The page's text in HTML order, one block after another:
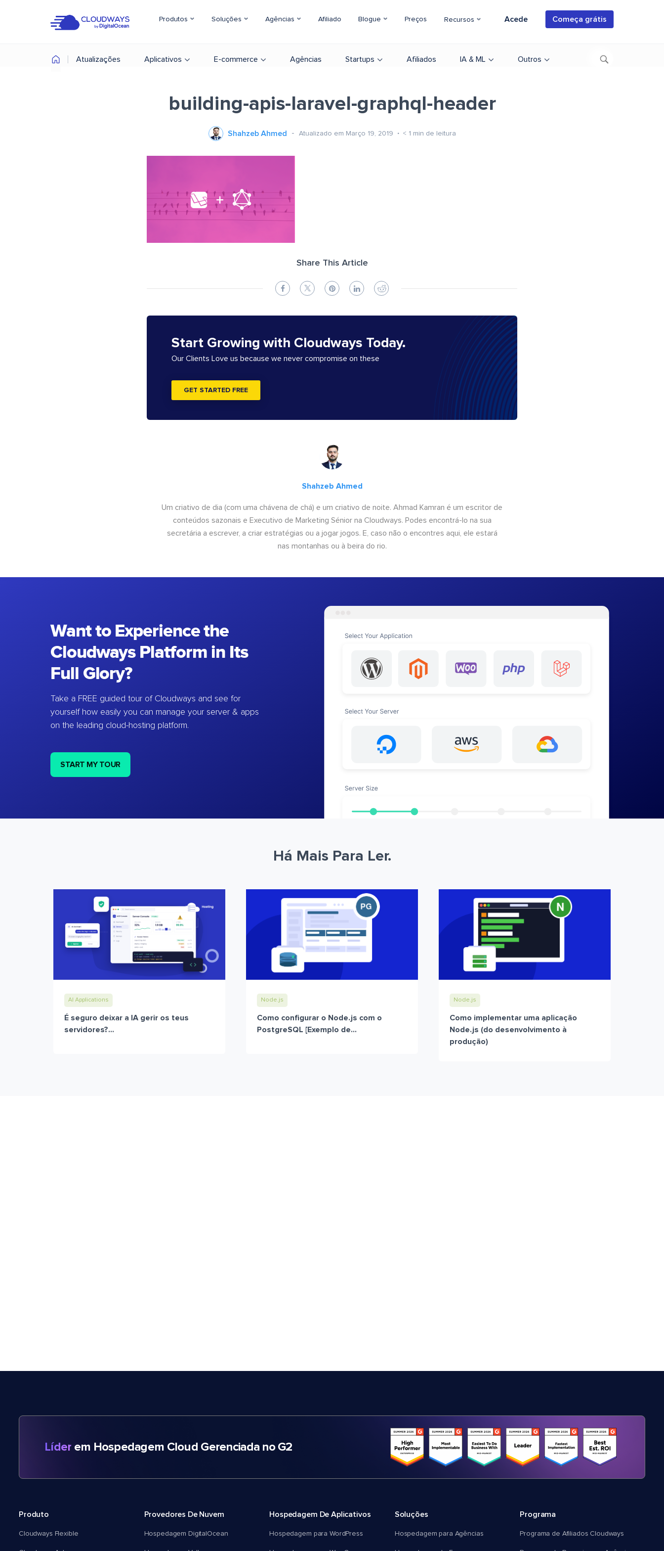
Produtos Soluções Agências Afiliado Blogue Preços Recursos Acede Começa grátis
Atualizações Aplicativos E-commerce Agências Startups Afiliados IA & ML Outros
building-apis-laravel-graphql-header
Shahzeb Ahmed Atualizado em Março 19, 2019 < 1 min de leitura
Share This Article
Start Growing with Cloudways Today.
Our Clients Love us because we never compromise on these
GET STARTED FREE
Shahzeb Ahmed
Um criativo de dia (com uma chávena de chá) e um criativo de noite. Ahmad Kamran é um escritor de
conteúdos sazonais e Executivo de Marketing Sénior na Cloudways. Podes encontrá-lo na sua
secretária a escrever, a criar estratégias ou a jogar jogos. E, caso não o encontres aqui, ele estará
nas montanhas ou à beira do rio.
Want to Experience the
Cloudways Platform in Its
Full Glory?
Take a FREE guided tour of Cloudways and see for
yourself how easily you can manage your server & apps
on the leading cloud-hosting platform.
START MY TOUR
Há Mais Para Ler.
AI Applications
É seguro deixar a IA gerir os teus
servidores?...
Node.js
Como configurar o Node.js com o
PostgreSQL [Exemplo de...
Node.js
Como implementar uma aplicação
Node.js (do desenvolvimento à
produção)
Líder em Hospedagem Cloud Gerenciada no G2
Produto
Cloudways Flexible
Provedores De Nuvem
Hospedagem DigitalOcean
Hospedagem De Aplicativos
Hospedagem para WordPress
Soluções
Hospedagem para Agências
Programa
Programa de Afiliados Cloudways